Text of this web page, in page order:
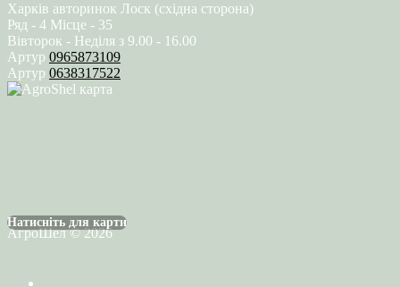
Харків авторинок Лоск (східна сторона)
Ряд - 4 Місце - 35
Вівторок - Неділя з 9.00 - 16.00
Артур 0965873109
Артур 0638317522
Натисніть для карти
АгроШел © 2026